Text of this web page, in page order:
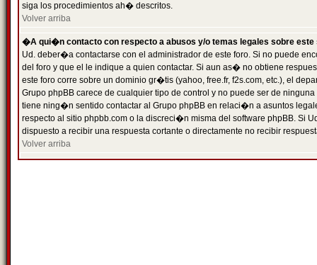
siga los procedimientos ah� descritos.
Volver arriba
�A qui�n contacto con respecto a abusos y/o temas legales sobre este
Ud. deber�a contactarse con el administrador de este foro. Si no puede
del foro y que el le indique a quien contactar. Si aun as� no obtiene
este foro corre sobre un dominio gr�tis (yahoo, free.fr, f2s.com, etc.), el
Grupo phpBB carece de cualquier tipo de control y no puede ser de
tiene ning�n sentido contactar al Grupo phpBB en relaci�n a asuntos
respecto al sitio phpbb.com o la discreci�n misma del software phpBB. Si
dispuesto a recibir una respuesta cortante o directamente no recibir
Volver arriba